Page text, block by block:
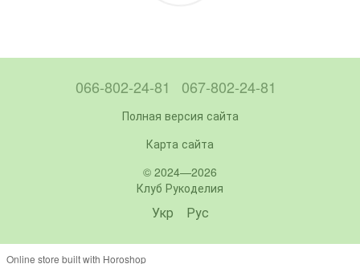
066-802-24-81 067-802-24-81
Полная версия сайта
Карта сайта
© 2024—2026
Клуб Рукоделия
Укр Рус
Online store built with Horoshop